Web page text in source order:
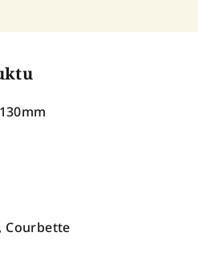
Courbette